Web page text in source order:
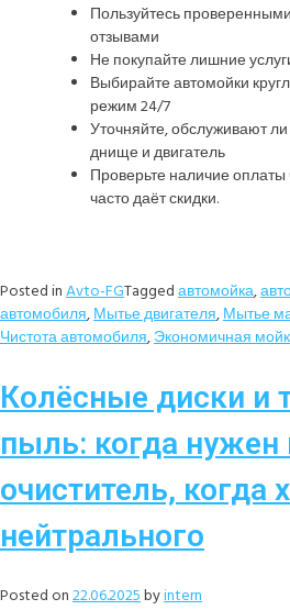
Пользуйтесь
отзывами
Не покупайте лишние
Выбирайте автомойки
режим 24/7
Уточняйте, обслуживают
днище и двигатель
Проверьте наличие
часто даёт скидки.
Posted inAvto-FGTaggedавтомойка,
автомобиля,Мытье двигателя,Мытье
Чистота автомобиля,Экономичная
Колёсные диски и
пыль: когда нужен
очиститель, когда
нейтрального
Posted on22.06.2025byintern